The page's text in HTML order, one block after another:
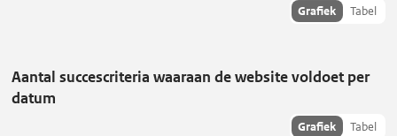
j
e
Toon
Grafiek Tabel
Aantal succescriteria waaraan de website voldoet per
datum
Toon
Grafiek Tabel